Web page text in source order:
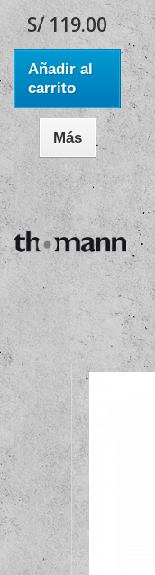
S/ 119.00
Añadir al
carrito
Más